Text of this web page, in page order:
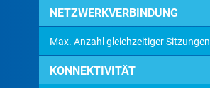
NETZWERKVERBINDUNG
Max. Anzahl gleichzeitiger Sitzungen
KONNEKTIVITÄT